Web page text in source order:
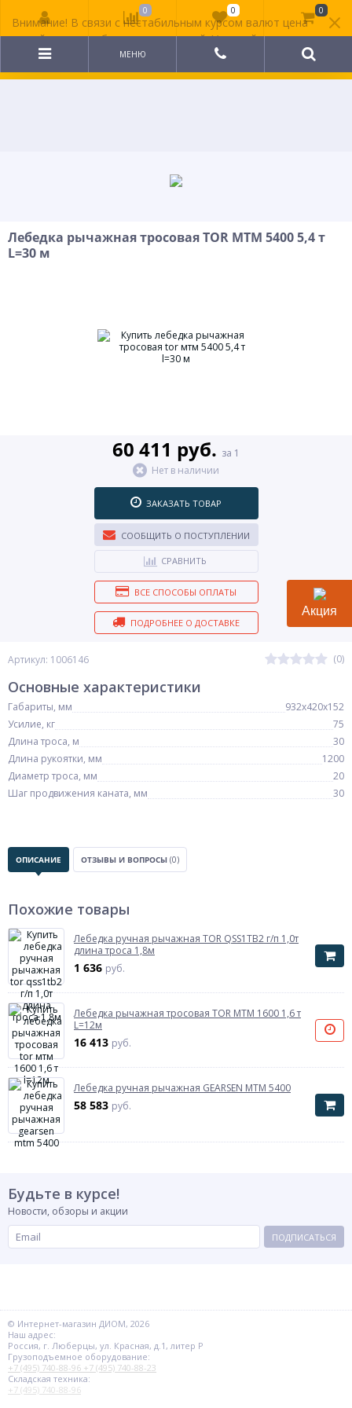
Внимание! В связи с нестабильным курсом валют цена
на сайте может быть неактуальной. Уточняйте
стоимость у менеджера.
МЕНЮ
Лебедка рычажная тросовая TOR МТМ 5400 5,4 т
L=30 м
Артикул: 1006146 (0)
60 411 руб. за 1
Нет в наличии
ЗАКАЗАТЬ ТОВАР
СООБЩИТЬ О ПОСТУПЛЕНИИ
СРАВНИТЬ
ВСЕ СПОСОБЫ ОПЛАТЫ
ПОДРОБНЕЕ О ДОСТАВКЕ
Основные характеристики
Габариты, мм
932х420х152
Усилие, кг
75
Длина троса, м
30
Длина рукоятки, мм
1200
Диаметр троса, мм
20
Шаг продвижения каната, мм
30
ОПИСАНИЕ ОТЗЫВЫ И ВОПРОСЫ (0)
Похожие товары
Лебедка ручная рычажная TOR QSS1TB2 г/п 1,0т
длина троса 1,8м
1 636 руб.
Лебедка рычажная тросовая TOR МТМ 1600 1,6 т
L=12м
16 413 руб.
Лебедка ручная рычажная GEARSEN MTM 5400
58 583 руб.
Будьте в курсе!
Новости, обзоры и акции
ПОДПИСАТЬСЯ
© Интернет-магазин ДИОМ, 2026
Наш адрес:
Россия, г. Люберцы, ул. Красная, д.1, литер Р
Грузоподъемное оборудование:
+7 (495) 740-88-96 +7 (495) 740-88-23
Складская техника:
+7 (495) 740-88-96
0 0 0
Акция